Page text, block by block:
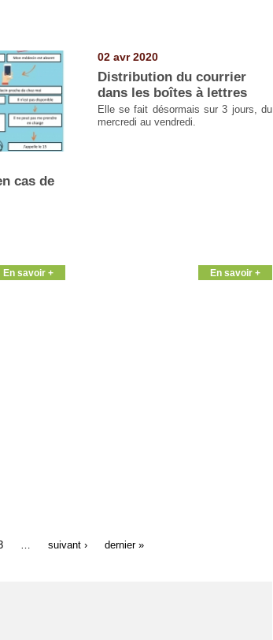
cas de
En savoir +
02 avr 2020
Distribution du courrier
dans les boîtes à lettres
Elle se fait désormais sur 3 jours, du
mercredi au vendredi.
En savoir +
suivant › dernier »